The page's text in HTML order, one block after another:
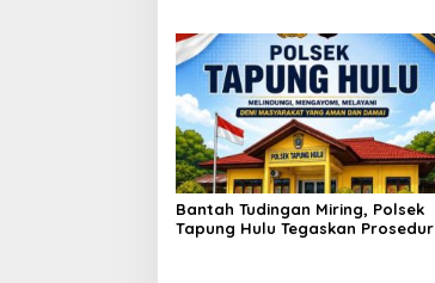
Bantah Tudingan Miring, Polsek
Tapung Hulu Tegaskan Prosedur